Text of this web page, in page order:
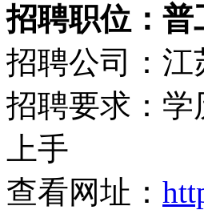
招聘职位：普
招聘公司：
招聘要求：
上手
查看网址：